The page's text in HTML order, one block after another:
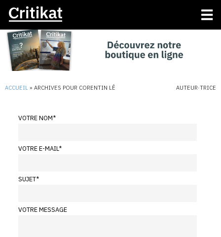
ACCUEIL » ARCHIVES POUR CORENTIN LÊ AUTEUR·TRICE
VOTRE NOM*
VOTRE E-MAIL*
SUJET*
VOTRE MESSAGE